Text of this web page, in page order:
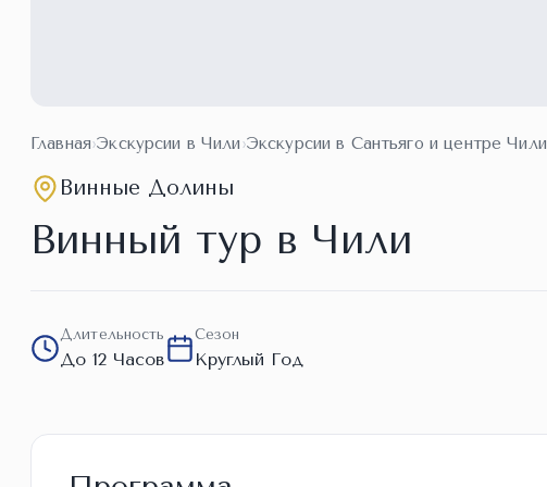
Главная›Экскурсии в Чили›Экскурсии в Сантьяго и центре Чили
Винные Долины
Винный тур в Чили
Длительность
До 12 Часов
Сезон
Круглый Год